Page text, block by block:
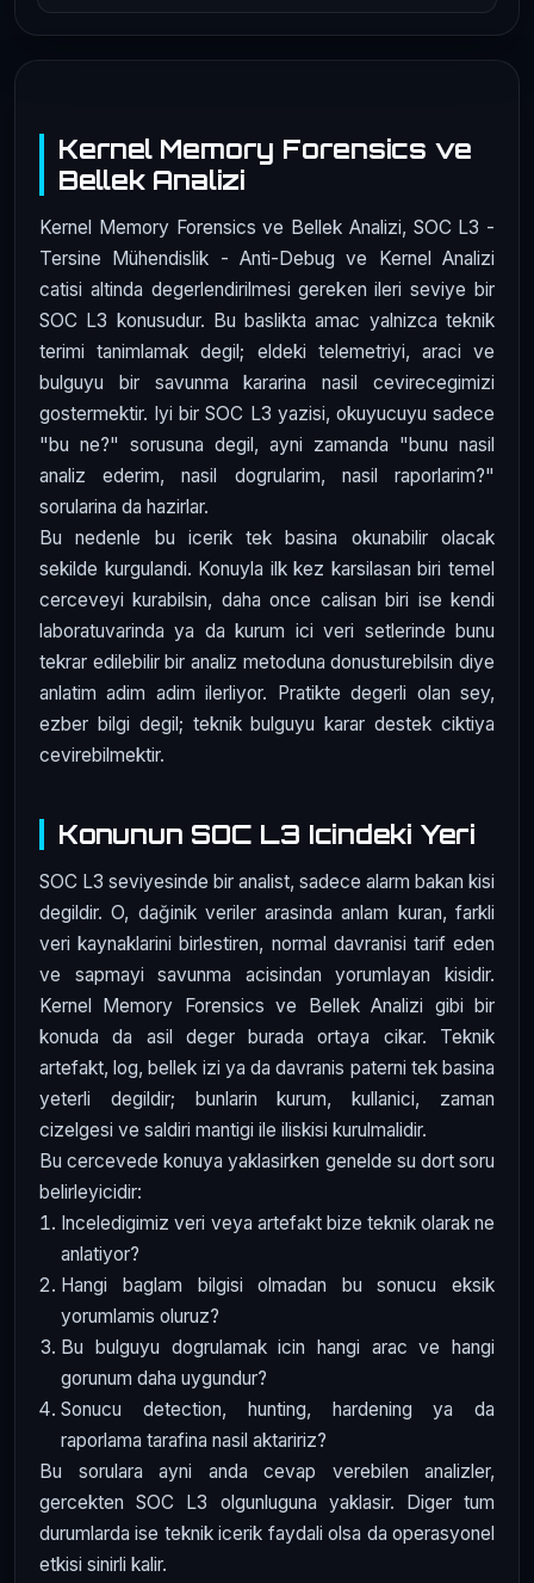
Kernel Memory Forensics ve
Bellek Analizi
Kernel Memory Forensics ve Bellek Analizi, SOC L3 -
Tersine Mühendislik - Anti-Debug ve Kernel Analizi
catisi altinda degerlendirilmesi gereken ileri seviye bir
SOC L3 konusudur. Bu baslikta amac yalnizca teknik
terimi tanimlamak degil; eldeki telemetriyi, araci ve
bulguyu bir savunma kararina nasil cevirecegimizi
gostermektir. Iyi bir SOC L3 yazisi, okuyucuyu sadece
"bu ne?" sorusuna degil, ayni zamanda "bunu nasil
analiz ederim, nasil dogrularim, nasil raporlarim?"
sorularina da hazirlar.
Bu nedenle bu icerik tek basina okunabilir olacak
sekilde kurgulandi. Konuyla ilk kez karsilasan biri temel
cerceveyi kurabilsin, daha once calisan biri ise kendi
laboratuvarinda ya da kurum ici veri setlerinde bunu
tekrar edilebilir bir analiz metoduna donusturebilsin diye
anlatim adim adim ilerliyor. Pratikte degerli olan sey,
ezber bilgi degil; teknik bulguyu karar destek ciktiya
cevirebilmektir.
Konunun SOC L3 Icindeki Yeri
SOC L3 seviyesinde bir analist, sadece alarm bakan kisi
degildir. O, dağinik veriler arasinda anlam kuran, farkli
veri kaynaklarini birlestiren, normal davranisi tarif eden
ve sapmayi savunma acisindan yorumlayan kisidir.
Kernel Memory Forensics ve Bellek Analizi gibi bir
konuda da asil deger burada ortaya cikar. Teknik
artefakt, log, bellek izi ya da davranis paterni tek basina
yeterli degildir; bunlarin kurum, kullanici, zaman
cizelgesi ve saldiri mantigi ile iliskisi kurulmalidir.
Bu cercevede konuya yaklasirken genelde su dort soru
belirleyicidir:
Inceledigimiz veri veya artefakt bize teknik olarak ne
anlatiyor?
Hangi baglam bilgisi olmadan bu sonucu eksik
yorumlamis oluruz?
Bu bulguyu dogrulamak icin hangi arac ve hangi
gorunum daha uygundur?
Sonucu detection, hunting, hardening ya da
raporlama tarafina nasil aktaririz?
Bu sorulara ayni anda cevap verebilen analizler,
gercekten SOC L3 olgunluguna yaklasir. Diger tum
durumlarda ise teknik icerik faydali olsa da operasyonel
etkisi sinirli kalir.